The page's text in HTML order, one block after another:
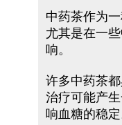
中药茶作为
尤其是在一
响。
许多中药茶
治疗可能产
响血糖的稳